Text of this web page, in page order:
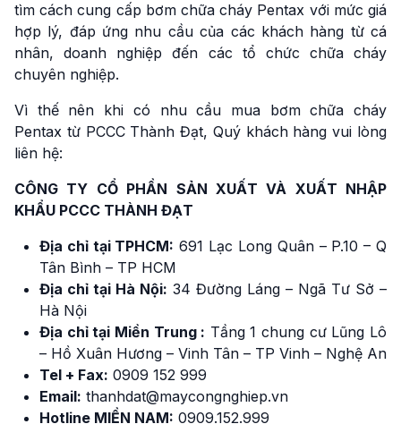
tìm cách cung cấp bơm chữa cháy Pentax với mức giá
hợp lý, đáp ứng nhu cầu của các khách hàng từ cá
nhân, doanh nghiệp đến các tổ chức chữa cháy
chuyên nghiệp.
Vì thế nên khi có nhu cầu mua bơm chữa cháy
Pentax từ PCCC Thành Đạt, Quý khách hàng vui lòng
liên hệ:
CÔNG TY CỔ PHẦN SẢN XUẤT VÀ XUẤT NHẬP
KHẨU PCCC THÀNH ĐẠT
Địa chỉ tại TPHCM: 691 Lạc Long Quân – P.10 – Q
Tân Bình – TP HCM
Địa chỉ tại Hà Nội: 34 Đường Láng – Ngã Tư Sở –
Hà Nội
Địa chỉ tại Miền Trung : Tầng 1 chung cư Lũng Lô
– Hồ Xuân Hương – Vinh Tân – TP Vinh – Nghệ An
Tel + Fax: 0909 152 999
Email: thanhdat@maycongnghiep.vn
Hotline MIỀN NAM: 0909.152.999